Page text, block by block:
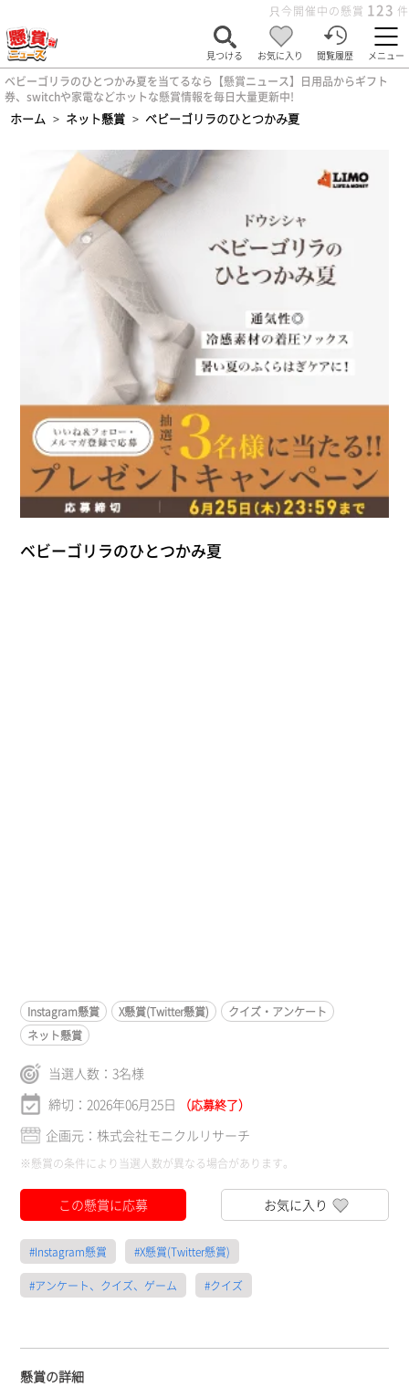
只今開催中の懸賞 123 件
見つける お気に入り 閲覧履歴 メニュー
ベビーゴリラのひとつかみ夏を当てるなら【懸賞ニュース】日用品からギフト
券、switchや家電などホットな懸賞情報を毎日大量更新中!
ホーム > ネット懸賞 > ベビーゴリラのひとつかみ夏
ベビーゴリラのひとつかみ夏
Instagram懸賞 X懸賞(Twitter懸賞)
クイズ・アンケート
ネット懸賞
当選人数：3名様
締切：2026年06月25日
（応募終了）
企画元：株式会社モニクルリサーチ
※懸賞の条件により当選人数が異なる場合があります。
この懸賞に応募 お気に入り
#Instagram懸賞 #X懸賞(Twitter懸賞)
#アンケート、クイズ、ゲーム #クイズ
懸賞の詳細